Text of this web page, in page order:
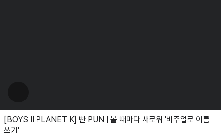
[BOYS II PLANET K] 빤 PUN | 볼 때마다 새로워 '비주얼로 이름
쓰기'